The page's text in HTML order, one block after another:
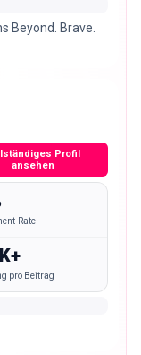
Beyond. Brave.
Profil
ansehen
Rate
pro Beitrag